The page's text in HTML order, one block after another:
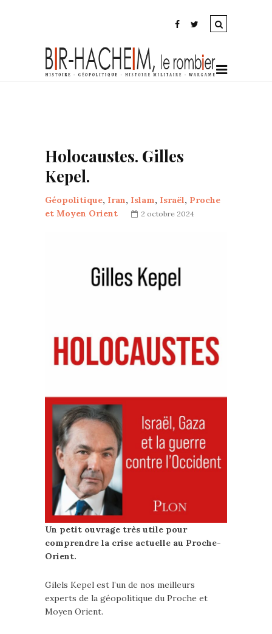
Holocaustes. Gilles
Kepel.
Géopolitique, Iran, Islam, Israël, Proche
et Moyen Orient
2 octobre 2024
Un petit ouvrage très utile pour
comprendre la crise actuelle au Proche-
Orient.
Gilels Kepel est l’un de nos meilleurs
experts de la géopolitique du Proche et
Moyen Orient.